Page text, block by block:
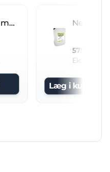
Skumlanse med 2 L beholder
575,00 kr.
Ekskl.
Læg i kurv